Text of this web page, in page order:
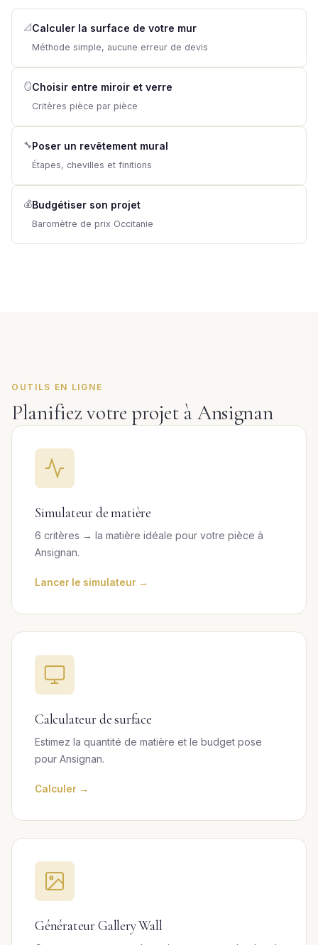
📐 Calculer la surface de votre mur
Méthode simple, aucune erreur de devis
🪞Choisir entre miroir et verre
Critères pièce par pièce
🔧Poser un revêtement mural
Étapes, chevilles et finitions
💰Budgétiser son projet
Baromètre de prix Occitanie
OUTILS EN LIGNE
Planifiez votre projet à Ansignan
Simulateur de matière
6 critères → la matière idéale pour votre pièce à
Ansignan.
Lancer le simulateur →
Calculateur de surface
Estimez la quantité de matière et le budget pose
pour Ansignan.
Calculer →
Générateur Gallery Wall